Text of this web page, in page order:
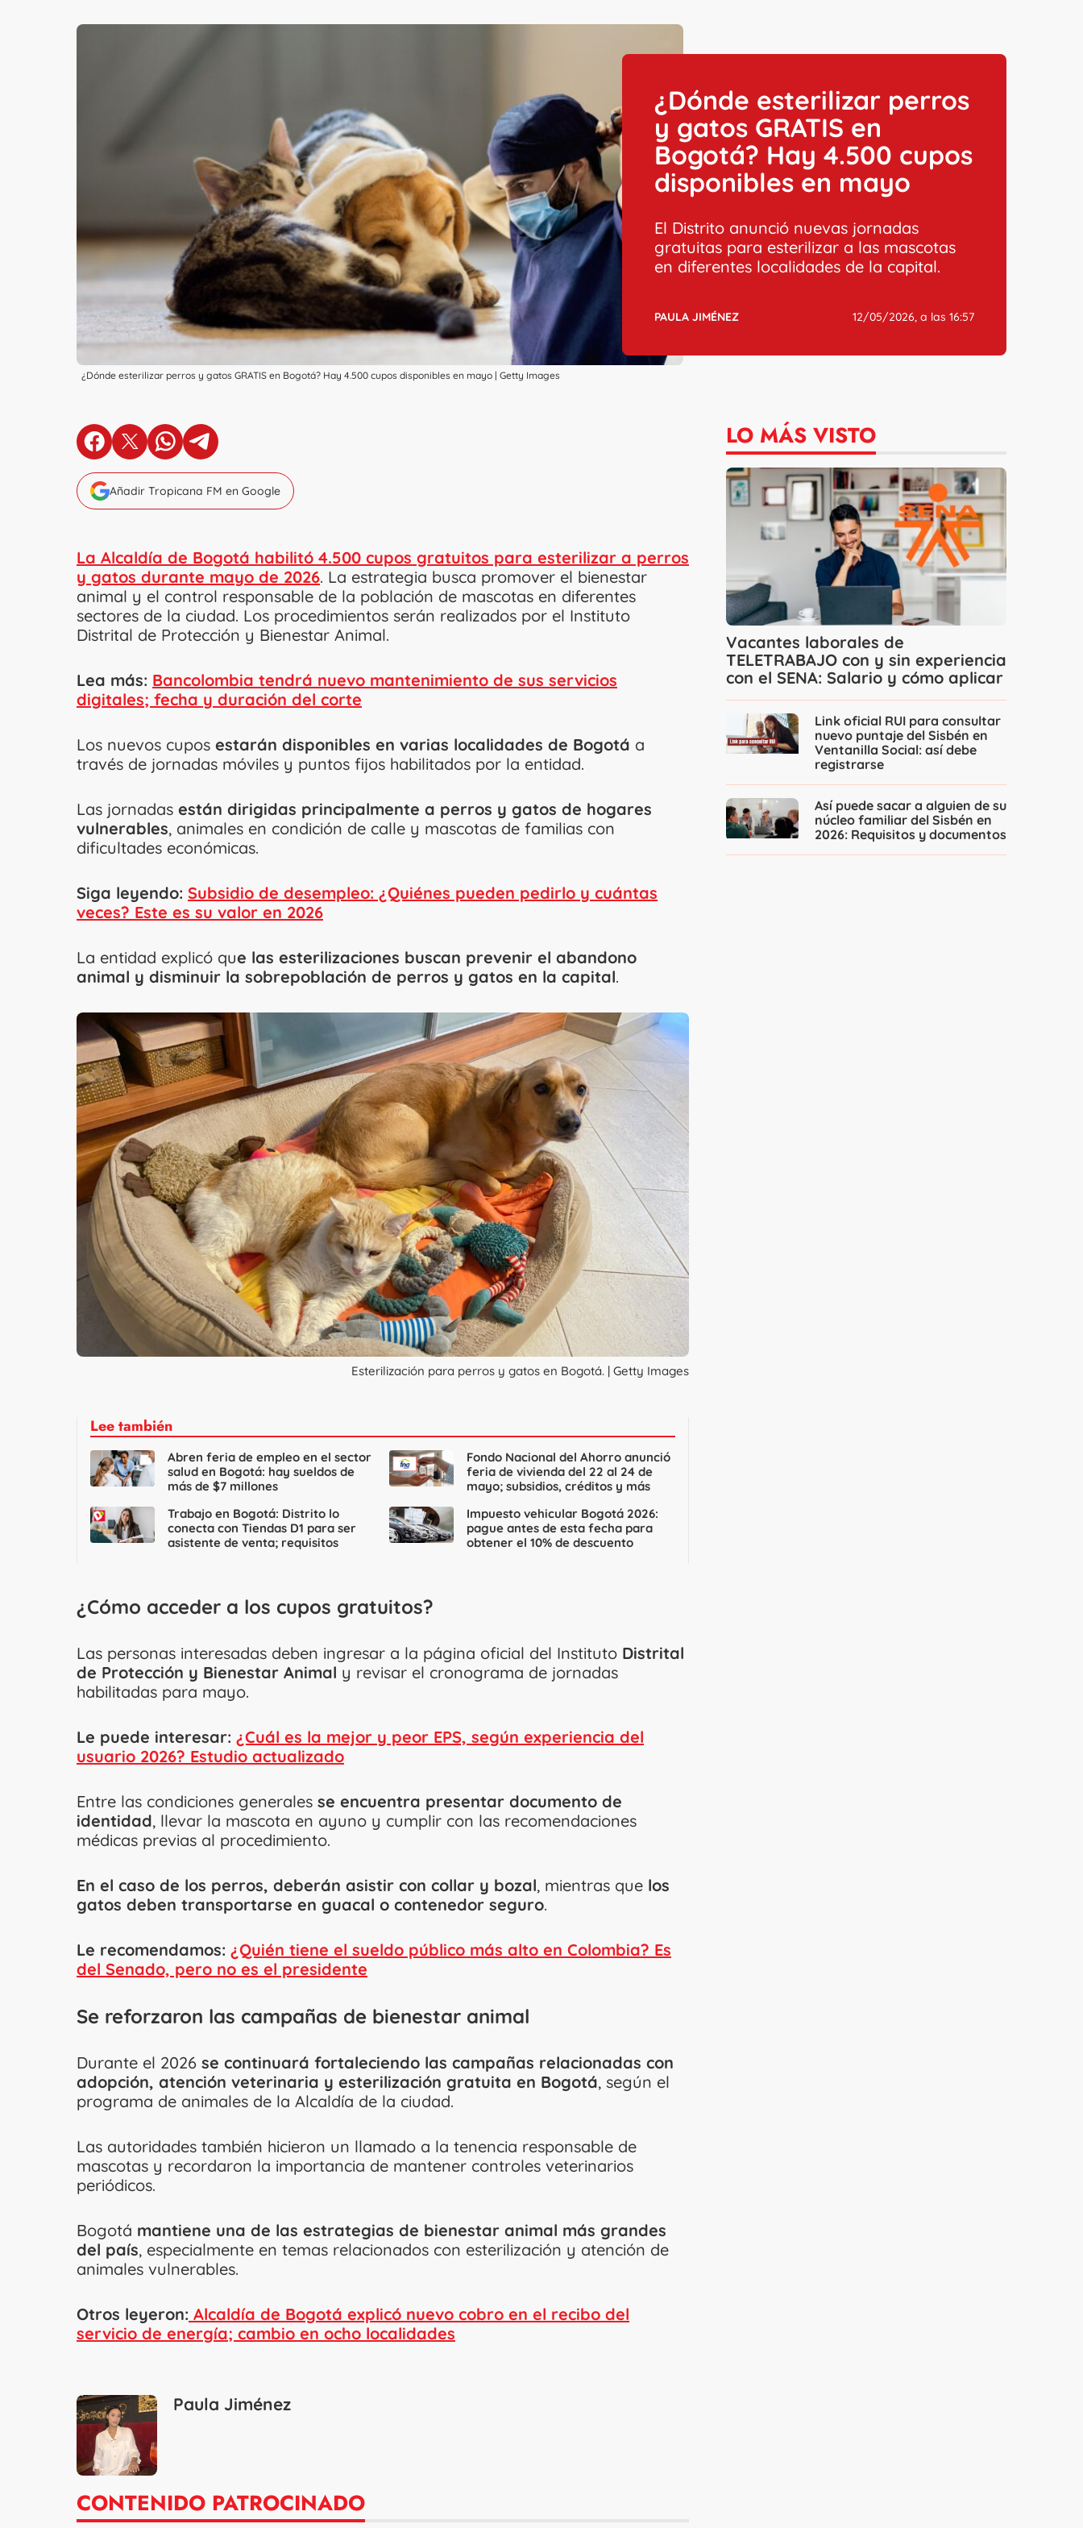
¿Dónde esterilizar perros y gatos GRATIS en Bogotá? Hay 4.500 cupos disponibles en mayo | Getty Images
¿Dónde esterilizar perros
y gatos GRATIS en
Bogotá? Hay 4.500 cupos
disponibles en mayo
El Distrito anunció nuevas jornadas
gratuitas para esterilizar a las mascotas
en diferentes localidades de la capital.
PAULA JIMÉNEZ 12/05/2026, a las 16:57
en Facebook
en X en Whatsapp
en Telegram
Añadir Tropicana FM en Google
La Alcaldía de Bogotá habilitó 4.500 cupos gratuitos para esterilizar a perros
y gatos durante mayo de 2026. La estrategia busca promover el bienestar
animal y el control responsable de la población de mascotas en diferentes
sectores de la ciudad. Los procedimientos serán realizados por el Instituto
Distrital de Protección y Bienestar Animal.
Lea más: Bancolombia tendrá nuevo mantenimiento de sus servicios
digitales; fecha y duración del corte
Los nuevos cupos estarán disponibles en varias localidades de Bogotá a
través de jornadas móviles y puntos fijos habilitados por la entidad.
Las jornadas están dirigidas principalmente a perros y gatos de hogares
vulnerables, animales en condición de calle y mascotas de familias con
dificultades económicas.
Siga leyendo: Subsidio de desempleo: ¿Quiénes pueden pedirlo y cuántas
veces? Este es su valor en 2026
La entidad explicó que las esterilizaciones buscan prevenir el abandono
animal y disminuir la sobrepoblación de perros y gatos en la capital.
Esterilización para perros y gatos en Bogotá. | Getty Images
Lee también
Abren feria de empleo en el sector
salud en Bogotá: hay sueldos de
más de $7 millones
Fondo Nacional del Ahorro anunció
feria de vivienda del 22 al 24 de
mayo; subsidios, créditos y más
Trabajo en Bogotá: Distrito lo
conecta con Tiendas D1 para ser
asistente de venta; requisitos
Impuesto vehicular Bogotá 2026:
pague antes de esta fecha para
obtener el 10% de descuento
¿Cómo acceder a los cupos gratuitos?
Las personas interesadas deben ingresar a la página oficial del Instituto Distrital
de Protección y Bienestar Animal y revisar el cronograma de jornadas
habilitadas para mayo.
Le puede interesar: ¿Cuál es la mejor y peor EPS, según experiencia del
usuario 2026? Estudio actualizado
Entre las condiciones generales se encuentra presentar documento de
identidad, llevar la mascota en ayuno y cumplir con las recomendaciones
médicas previas al procedimiento.
En el caso de los perros, deberán asistir con collar y bozal, mientras que los
gatos deben transportarse en guacal o contenedor seguro.
Le recomendamos: ¿Quién tiene el sueldo público más alto en Colombia? Es
del Senado, pero no es el presidente
Se reforzaron las campañas de bienestar animal
Durante el 2026 se continuará fortaleciendo las campañas relacionadas con
adopción, atención veterinaria y esterilización gratuita en Bogotá, según el
programa de animales de la Alcaldía de la ciudad.
Las autoridades también hicieron un llamado a la tenencia responsable de
mascotas y recordaron la importancia de mantener controles veterinarios
periódicos.
Bogotá mantiene una de las estrategias de bienestar animal más grandes
del país, especialmente en temas relacionados con esterilización y atención de
animales vulnerables.
Otros leyeron: Alcaldía de Bogotá explicó nuevo cobro en el recibo del
servicio de energía; cambio en ocho localidades
Paula Jiménez
CONTENIDO PATROCINADO
LO MÁS VISTO
Vacantes laborales de
TELETRABAJO con y sin experiencia
con el SENA: Salario y cómo aplicar
Link oficial RUI para consultar
nuevo puntaje del Sisbén en
Ventanilla Social: así debe
registrarse
Así puede sacar a alguien de su
núcleo familiar del Sisbén en
2026: Requisitos y documentos